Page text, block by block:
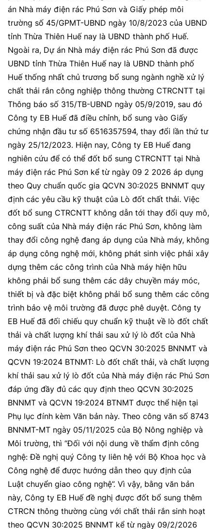
án Nhà máy điện rác Phú Sơn và Giấy phép môi
trường số 45/GPMT-UBND ngày 10/8/2023 của UBND
tỉnh Thừa Thiên Huế nay là UBND thành phố Huế.
Ngoài ra, Dự án Nhà máy điện rác Phú Sơn đã được
UBND tỉnh Thừa Thiên Huế nay là UBND thành phố
Huế thống nhất chủ trương bổ sung ngành nghề xử lý
chất thải rắn công nghiệp thông thường CTRCNTT tại
Thông báo số 315/TB-UBND ngày 05/9/2019, sau đó
Công ty EB Huế đã điều chỉnh, bổ sung vào Giấy
chứng nhận đầu tư số 6516357594, thay đổi lần thứ tư
ngày 25/12/2023. Hiện nay, Công ty EB Huế đang
nghiên cứu để có thể đốt bổ sung CTRCNTT tại Nhà
máy điện rác Phú Sơn kể từ ngày 09 2 2026 áp dụng
theo Quy chuẩn quốc gia QCVN 30:2025 BNNMT quy
định các yêu cầu kỹ thuật của Lò đốt chất thải. Việc
đốt bổ sung CTRCNTT không dẫn tới thay đổi quy mô,
công suất của Nhà máy điện rác Phú Sơn, không làm
thay đổi công nghệ đang áp dụng của Nhà máy, không
áp dụng công nghệ mới, không phát sinh việc phải xây
dựng thêm các công trình của Nhà máy hiện hữu
không phải bổ sung thêm các dây chuyền máy móc,
thiết bị và đặc biệt không phải bổ sung thêm các công
trình bảo vệ môi trường đã được phê duyệt. Công ty
EB Huế đã đối chiếu quy chuẩn kỹ thuật về lò đốt chất
thải và chất lượng khí thải sau xử lý lò đốt của Nhà
máy điện rác Phú Sơn theo QCVN 30:2025 BNNMT và
QCVN 19:2024 BTNMT: Lò đốt chất thải, và chất lượng
khí thải sau xử lý lò đốt của Nhà máy điện rác Phú Sơn
đáp ứng đầy đủ các quy định theo QCVN 30:2025
BNNMT và QCVN 19:2024 BTNMT được thể hiện tại
Phụ lục đính kèm Văn bản này. Theo công văn số 8743
BNNMT-MT ngày 05/11/2025 của Bộ Nông nghiệp và
Môi trường, thì “Đối với nội dung về thẩm định công
nghệ: Đề nghị quý Công ty liên hệ với Bộ Khoa học và
Công nghệ để được hướng dẫn theo quy định của
Luật chuyển giao công nghệ”. Vì vậy, bằng văn bản
này, Công ty EB Huế đề nghị được đốt bổ sung thêm
CTRCN thông thường cùng với chất thải rắn sinh hoạt
theo QCVN 30:2025 BNNMT kể từ ngày 09/2/2026